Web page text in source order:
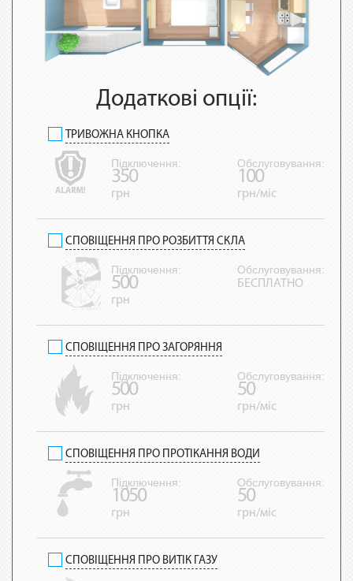
Додаткові опції:
ТРИВОЖНА КНОПКА
Підключення:
350
грн
Обслуговування:
100
грн/міс
СПОВІЩЕННЯ ПРО РОЗБИТТЯ СКЛА
Підключення:
500
грн
Обслуговування:
БЕСПЛАТНО
СПОВІЩЕННЯ ПРО ЗАГОРЯННЯ
Підключення:
500
грн
Обслуговування:
50
грн/міс
СПОВІЩЕННЯ ПРО ПРОТІКАННЯ ВОДИ
Підключення:
1050
грн
Обслуговування:
50
грн/міс
СПОВІЩЕННЯ ПРО ВИТІК ГАЗУ